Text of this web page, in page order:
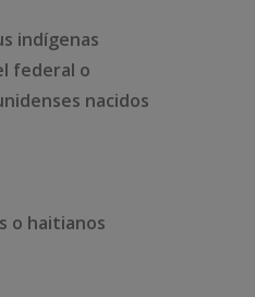
indígenas
federal o
nacidos
o haitianos